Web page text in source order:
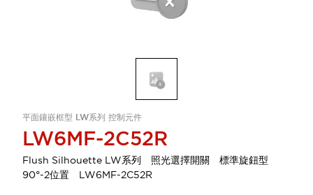
平面鑲嵌框型 LW系列 控制元件
LW6MF-2C52R
Flush Silhouette LW系列 照光選擇開關 標準旋鈕型
90°-2位置 LW6MF-2C52R